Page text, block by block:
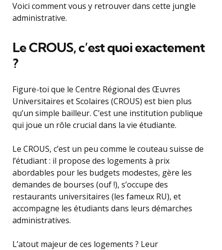
Voici comment vous y retrouver dans cette jungle
administrative.
Le CROUS, c’est quoi exactement
?
Figure-toi que le Centre Régional des Œuvres
Universitaires et Scolaires (CROUS) est bien plus
qu’un simple bailleur. C’est une institution publique
qui joue un rôle crucial dans la vie étudiante.
Le CROUS, c’est un peu comme le couteau suisse de
l’étudiant : il propose des logements à prix
abordables pour les budgets modestes, gère les
demandes de bourses (ouf !), s’occupe des
restaurants universitaires (les fameux RU), et
accompagne les étudiants dans leurs démarches
administratives.
L’atout majeur de ces logements ? Leur